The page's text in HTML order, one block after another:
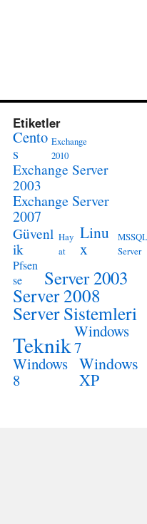
Etiketler
Cento
s
Exchange
2010
Exchange Server
2003
Exchange Server
2007
Güvenl
ik
Hay
at
Linu
x
MSSQL
Server
Pfsen
se
Server 2003
Server 2008
Server Sistemleri
TeknikWindows
7
Windows
8
Windows
XP